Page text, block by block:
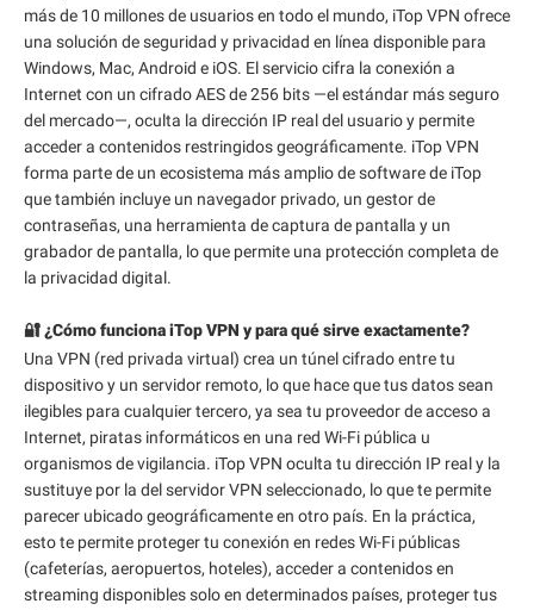
más de 10 millones de usuarios en todo el mundo, iTop VPN ofrece
una solución de seguridad y privacidad en línea disponible para
Windows, Mac, Android e iOS. El servicio cifra la conexión a
Internet con un cifrado AES de 256 bits —el estándar más seguro
del mercado—, oculta la dirección IP real del usuario y permite
acceder a contenidos restringidos geográficamente. iTop VPN
forma parte de un ecosistema más amplio de software de iTop
que también incluye un navegador privado, un gestor de
contraseñas, una herramienta de captura de pantalla y un
grabador de pantalla, lo que permite una protección completa de
la privacidad digital.
🔐 ¿Cómo funciona iTop VPN y para qué sirve exactamente?
Una VPN (red privada virtual) crea un túnel cifrado entre tu
dispositivo y un servidor remoto, lo que hace que tus datos sean
ilegibles para cualquier tercero, ya sea tu proveedor de acceso a
Internet, piratas informáticos en una red Wi-Fi pública u
organismos de vigilancia. iTop VPN oculta tu dirección IP real y la
sustituye por la del servidor VPN seleccionado, lo que te permite
parecer ubicado geográficamente en otro país. En la práctica,
esto te permite proteger tu conexión en redes Wi-Fi públicas
(cafeterías, aeropuertos, hoteles), acceder a contenidos en
streaming disponibles solo en determinados países, proteger tus